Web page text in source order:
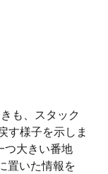
も、スタック
す様子を示しま
つ大きい番地
置いた情報を